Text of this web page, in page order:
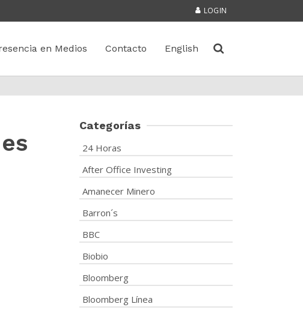
LOGIN
en Medios Contacto English
Categorías
24 Horas
After Office Investing
Amanecer Minero
Barron´s
BBC
Biobio
Bloomberg
Bloomberg Línea